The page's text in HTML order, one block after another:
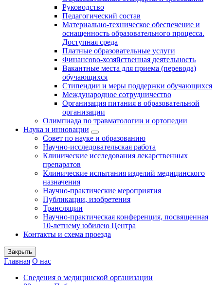
Руководство
Педагогический состав
Материально-техническое обеспечение и
оснащенность образовательного процесса.
Доступная среда
Платные образовательные услуги
Финансово-хозяйственная деятельность
Вакантные места для приема (перевода)
обучающихся
Стипендии и меры поддержки обучающихся
Международное сотрудничество
Организация питания в образовательной
организации
Олимпиада по травматологии и ортопедии
Наука и инновации
Совет по науке и образованию
Научно-исследовательская работа
Клинические исследования лекарственных
препаратов
Клинические испытания изделий медицинского
назначения
Научно-практические мероприятия
Публикации, изобретения
Трансляции
Научно-практическая конференция, посвященная
10-летнему юбилею Центра
Контакты и схема проезда
Закрыть
Главная О нас
Сведения о медицинской организации